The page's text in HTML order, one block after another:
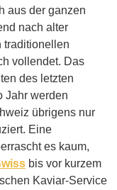
aus der ganzen
nach alter
traditionellen
vollendet. Das
des letzten
Jahr werden
übrigens nur
Eine
es kaum,
bis vor kurzem
Kaviar-Service